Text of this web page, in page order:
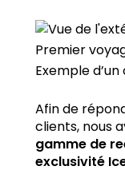
Exemple
Afin de
clients, nous
gamme de
exclusivité